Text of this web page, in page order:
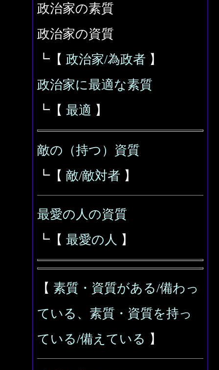
政治家の素質
政治家の資質
┗【 政治家/為政者 】
政治家に最適な素質
┗【 最適 】
敵の（持つ）資質
┗【 敵/敵対者 】
最愛の人の資質
┗【 最愛の人 】
【 素質・資質がある/備わっ
ている、素質・資質を持っ
ている/備えている 】